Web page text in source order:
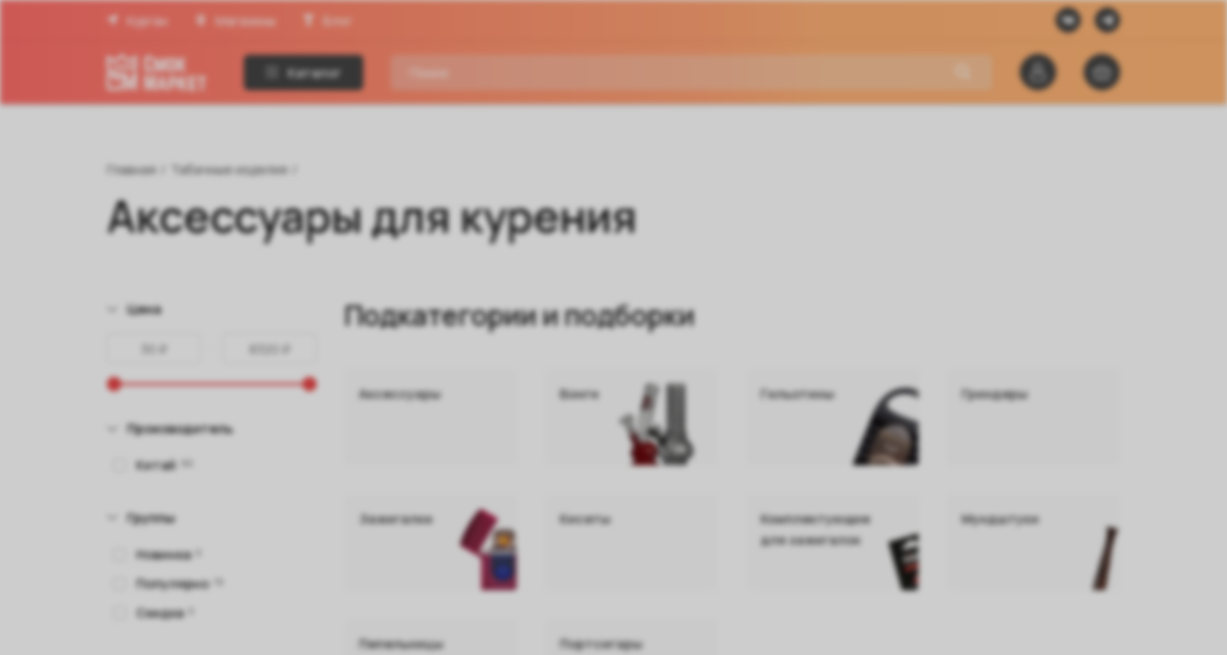
Курган Магазины Блог
Каталог
Главная Табачные изделия
Аксессуары для курения
Цена
Производитель
Китай
Группы
Новинка
Популярно
Скидка
Подкатегории и подборки
Аксессуары Бонги Гильотины Гриндеры
Зажигалки Кисеты
Комплектующие
для зажигалок
Мундштуки
Пепельницы Портсигары